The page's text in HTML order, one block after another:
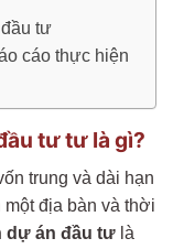
tư
cáo thực hiện
tư tư là gì?
trung và dài hạn
địa bàn và thời
dự án đầu tư là